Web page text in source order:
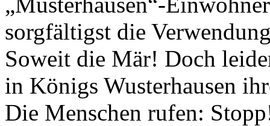
sorgfältigst die
Soweit die Mär! Doch
in Königs Wusterhausen
Die Menschen rufen: